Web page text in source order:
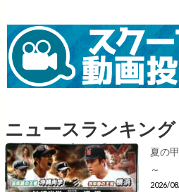
ニュースランキング
夏の
～
2026/